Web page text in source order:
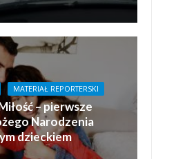
MATERIAŁ REPORTERSKI
– pierwsze
Narodzenia
dzieckiem